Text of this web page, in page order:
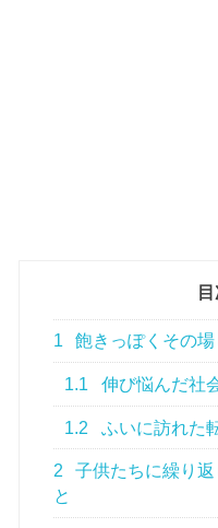
1 飽きっぽくその
1.1 伸び悩んだ社
1.2 ふいに訪れた
2
子供たちに繰り
と